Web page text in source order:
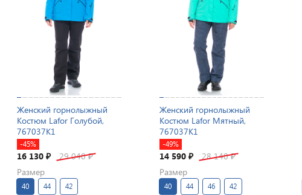
Женский горнолыжный
Костюм Lafor Голубой,
767037K1
-45%
16 130₽ 29 040₽
Размер
40 44 42
Женский горнолыжный
Костюм Lafor Мятный,
767037K1
-49%
14 590₽ 28 140₽
Размер
40 44 46 42